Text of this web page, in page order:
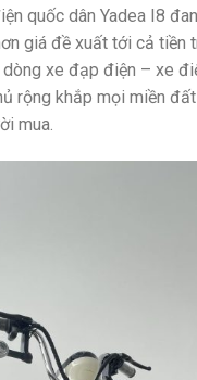
quốc dân Yadea I8
giá đề xuất tới cả tiền
xe đạp điện – xe
rộng khắp mọi miền
mua.